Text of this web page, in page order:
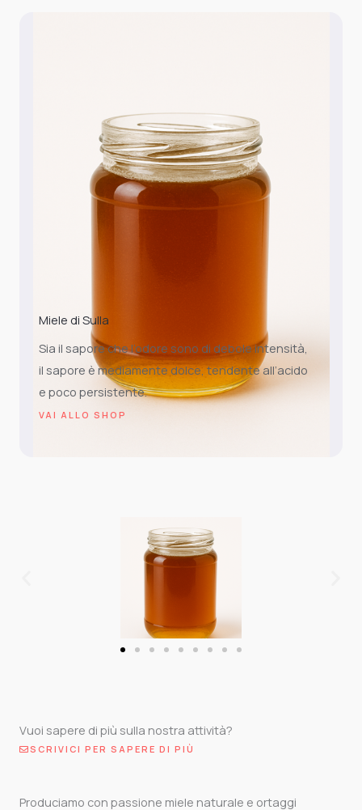
Miele di Sulla
Sia il sapore che l’odore sono di debole intensità,
il sapore è mediamente dolce, tendente all’acido
e poco persistente.
VAI ALLO SHOP
Vuoi sapere di più sulla nostra attività?
SCRIVICI PER SAPERE DI PIÙ
Produciamo con passione miele naturale e ortaggi